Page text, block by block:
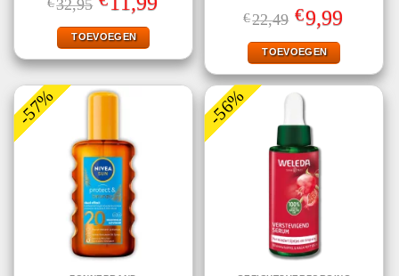
4.71uit 5
€32,95
prijs
was:
€32,95.
prijs
TOEVOEGEN
Gewaardeerd
4.78uit 5
€22,49 Oorspronkelijke
prijs
was:
€22,49.
€9,99Huidige
prijs
TOEVOEGEN
-57% -56%